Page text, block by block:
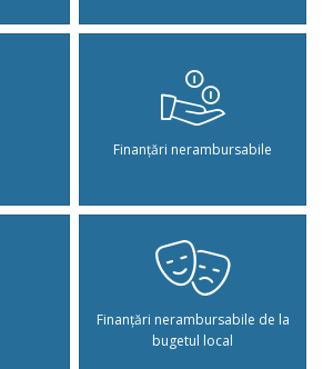
Finanțări nerambursabile
Finanțări nerambursabile de la
bugetul local